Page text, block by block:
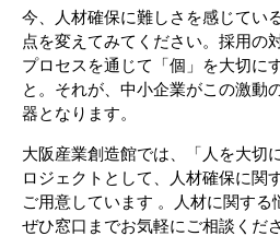
今、人材確保に難しさを感じてい
点を変えてみてください。採用の
プロセスを通じて「個」を大切に
と。それが、中小企業がこの激動
器となります。
大阪産業創造館では、「人を大切
ロジェクトとして、人材確保に関
ご用意しています 。人材に関する
ぜひ窓口までお気軽にご相談くださ